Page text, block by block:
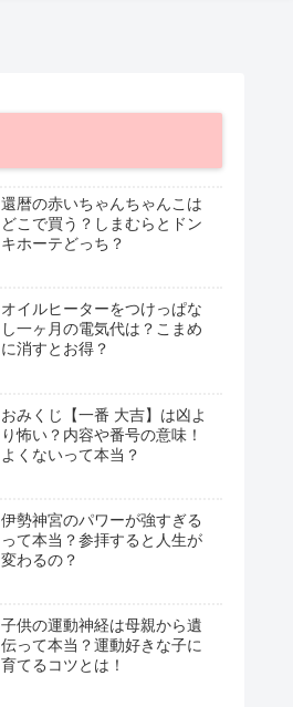
還暦の赤いちゃんちゃんこは
どこで買う？しまむらとドン
キホーテどっち？
オイルヒーターをつけっぱな
し一ヶ月の電気代は？こまめ
に消すとお得？
おみくじ【一番 大吉】は凶よ
り怖い？内容や番号の意味！
よくないって本当？
伊勢神宮のパワーが強すぎる
って本当？参拝すると人生が
変わるの？
子供の運動神経は母親から遺
伝って本当？運動好きな子に
育てるコツとは！